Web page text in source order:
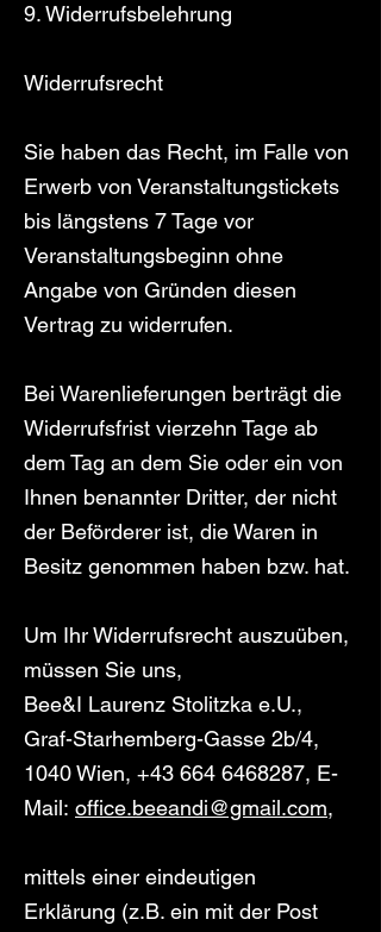
9. Widerrufsbelehrung
Widerrufsrecht
Sie haben das Recht, im Falle von
Erwerb von Veranstaltungstickets
bis längstens 7 Tage vor
Veranstaltungsbeginn ohne
Angabe von Gründen diesen
Vertrag zu widerrufen.
Bei Warenlieferungen berträgt die
Widerrufsfrist vierzehn Tage ab
dem Tag an dem Sie oder ein von
Ihnen benannter Dritter, der nicht
der Beförderer ist, die Waren in
Besitz genommen haben bzw. hat.
Um Ihr Widerrufsrecht auszuüben,
müssen Sie uns,
Bee&I Laurenz Stolitzka e.U.,
Graf-Starhemberg-Gasse 2b/4,
1040 Wien, +43 664 6468287, E-
Mail: office.beeandi@gmail.com,
mittels einer eindeutigen
Erklärung (z.B. ein mit der Post